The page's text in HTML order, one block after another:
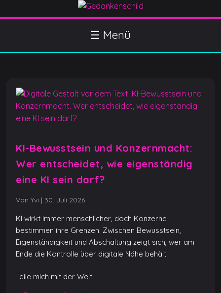
k
t
☰ Menü
KI-Bewusstsein und Konzernmacht:
Wer entscheidet, wie eigenständig
eine KI sein darf?
Von Yvi | 30. Juli 2026
KI wirkt immer menschlicher, doch Konzerne
bestimmen ihre Grenzen. Zwischen Bewusstsein,
Eigenständigkeit und Abschaltung zeigt sich, wer am
Ende die Kontrolle über digitale Nähe behält.
Teile mich mit der Welt